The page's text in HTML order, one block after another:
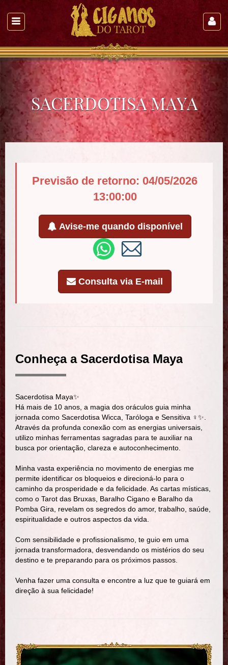
SACERDOTISA MAYA
Previsão de retorno: 04/05/2026
13:00:00
Avise-me quando disponível
Consulta via E-mail
Conheça a Sacerdotisa Maya
Sacerdotisa Maya✨
Há mais de 10 anos, a magia dos oráculos guia minha
jornada como Sacerdotisa Wicca, Taróloga e Sensitiva ‍♀️✨.
Através da profunda conexão com as energias universais,
utilizo minhas ferramentas sagradas para te auxiliar na
busca por orientação, clareza e autoconhecimento.
Minha vasta experiência no movimento de energias me
permite identificar os bloqueios e direcioná-lo para o
caminho da prosperidade e da felicidade. As cartas místicas,
como o Tarot das Bruxas, Baralho Cigano e Baralho da
Pomba Gira, revelam os segredos do amor, trabalho, saúde,
espiritualidade e outros aspectos da vida.
Com sensibilidade e profissionalismo, te guio em uma
jornada transformadora, desvendando os mistérios do seu
destino e te preparando para os próximos passos.
Venha fazer uma consulta e encontre a luz que te guiará em
direção à sua felicidade!